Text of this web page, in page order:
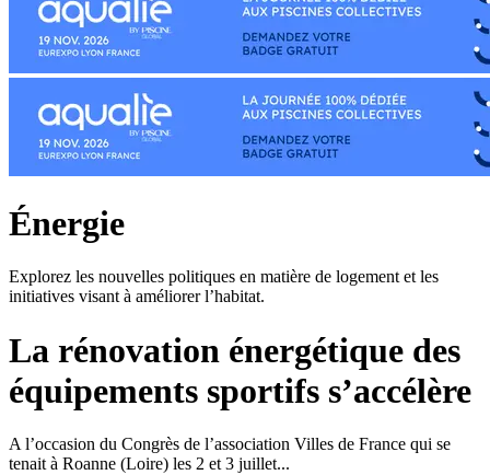
Énergie
Explorez les nouvelles politiques en matière de logement et les
initiatives visant à améliorer l’habitat.
La rénovation énergétique des
équipements sportifs s’accélère
A l’occasion du Congrès de l’association Villes de France qui se
tenait à Roanne (Loire) les 2 et 3 juillet...